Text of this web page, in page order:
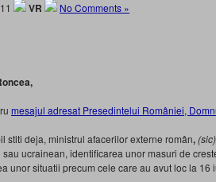
VR No Comments »
mesajul adresat Presedintelui României,
stiti deja, ministrul afacerilor externe român,(sic)
ucrainean, identificarea unor masuri de
unor situatii precum cele care au avut loc la 16